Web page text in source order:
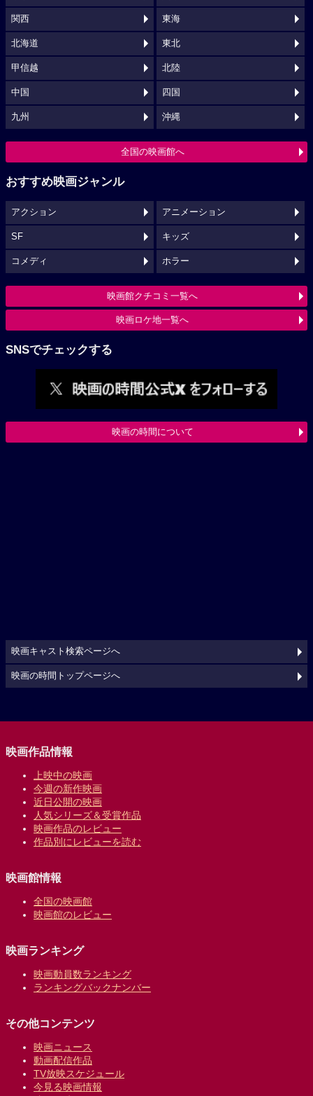
関西 東海
北海道 東北
甲信越 北陸
中国 四国
九州 沖縄
全国の映画館へ
おすすめ映画ジャンル
アクション アニメーション
SF キッズ
コメディ ホラー
映画館クチコミ一覧へ
映画ロケ地一覧へ
SNSでチェックする
映画の時間について
映画キャスト検索ページへ
映画の時間トップページへ
映画作品情報
上映中の映画
今週の新作映画
近日公開の映画
人気シリーズ＆受賞作品
映画作品のレビュー
作品別にレビューを読む
映画館情報
全国の映画館
映画館のレビュー
映画ランキング
映画動員数ランキング
ランキングバックナンバー
その他コンテンツ
映画ニュース
動画配信作品
TV放映スケジュール
今見る映画情報